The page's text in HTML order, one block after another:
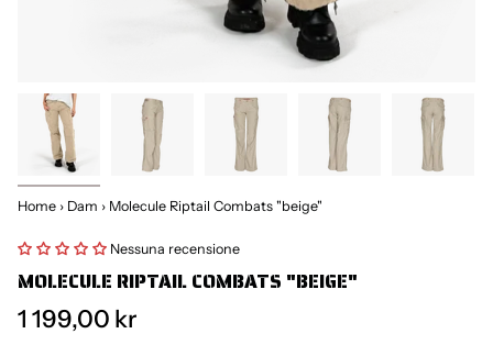
Home › Dam › Molecule Riptail Combats "beige"
Nessuna recensione
MOLECULE RIPTAIL COMBATS "BEIGE"
1 199,00 kr